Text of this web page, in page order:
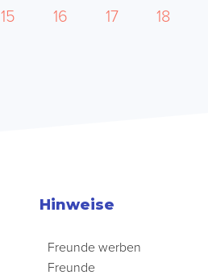
15 16 17 18
Hinweise
Freunde werben
Freunde